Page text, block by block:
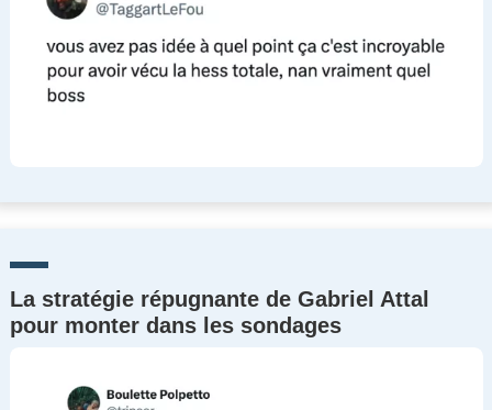
La stratégie répugnante de Gabriel Attal
pour monter dans les sondages